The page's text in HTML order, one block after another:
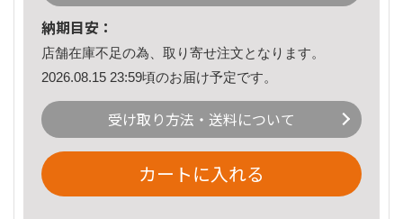
納期目安：
店舗在庫不足の為、取り寄せ注文となります。
2026.08.15 23:59頃のお届け予定です。
受け取り方法・送料について
カートに入れる